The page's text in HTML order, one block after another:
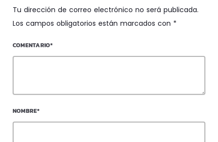
Tu dirección de correo electrónico no será publicada.
Los campos obligatorios están marcados con *
COMENTARIO*
NOMBRE*